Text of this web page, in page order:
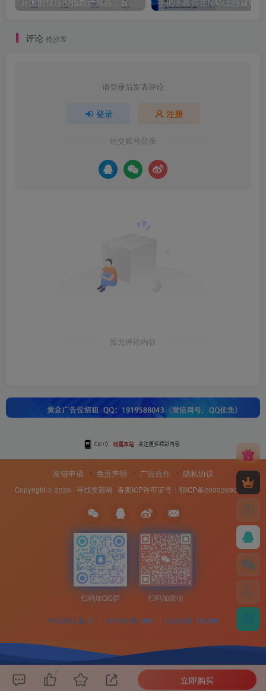
评论 抢沙发
请登录后发表评论
登录 注册
社交账号登录
暂无评论内容
友链申请 免责声明 广告合作 隐私协议
Copyright © 2026 · 寻找资源网 · 备案ICP许可证号： 鄂ICP备20002690号-8
扫码加QQ群 扫码加微信
今日访问人数 2 | 今日访问量 895 | 总访问量 119,308
7
立即购买